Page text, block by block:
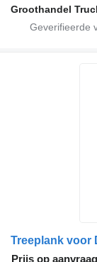
Groothandel
Treeplank voor
Prijs op aanvraag